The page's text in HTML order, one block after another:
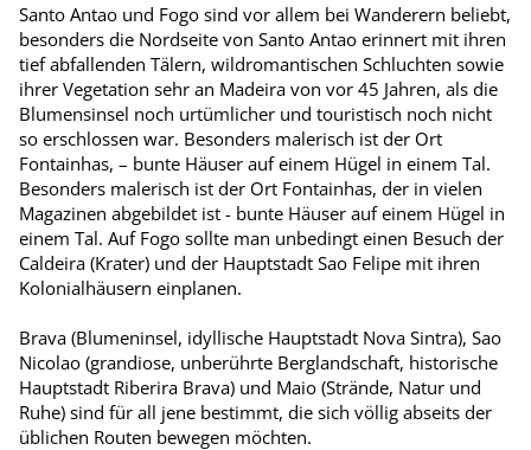
Santo Antao und Fogo sind vor allem bei Wanderern beliebt,
besonders die Nordseite von Santo Antao erinnert mit ihren
tief abfallenden Tälern, wildromantischen Schluchten sowie
ihrer Vegetation sehr an Madeira von vor 45 Jahren, als die
Blumensinsel noch urtümlicher und touristisch noch nicht
so erschlossen war. Besonders malerisch ist der Ort
Fontainhas, – bunte Häuser auf einem Hügel in einem Tal.
Besonders malerisch ist der Ort Fontainhas, der in vielen
Magazinen abgebildet ist - bunte Häuser auf einem Hügel in
einem Tal. Auf Fogo sollte man unbedingt einen Besuch der
Caldeira (Krater) und der Hauptstadt Sao Felipe mit ihren
Kolonialhäusern einplanen.
Brava (Blumeninsel, idyllische Hauptstadt Nova Sintra), Sao
Nicolao (grandiose, unberührte Berglandschaft, historische
Hauptstadt Riberira Brava) und Maio (Strände, Natur und
Ruhe) sind für all jene bestimmt, die sich völlig abseits der
üblichen Routen bewegen möchten.